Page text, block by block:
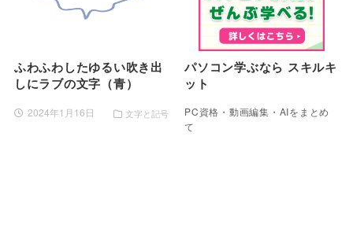
ふわふわしたゆるい吹き出
しにラブの文字（青）
2024年1月16日 文字と記号
パソコン学ぶなら スキルキ
ット
PC資格・動画編集・AIをまとめ
て